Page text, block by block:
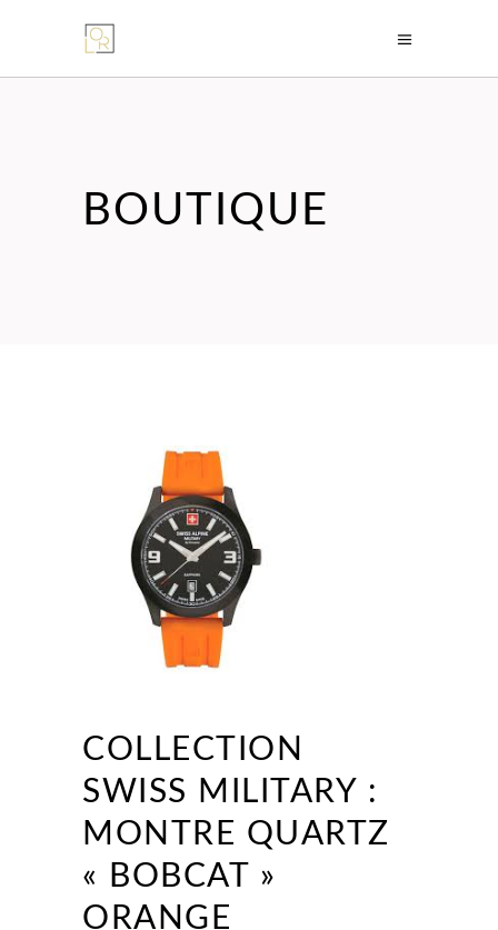
BOUTIQUE
COLLECTION
SWISS MILITARY :
MONTRE QUARTZ
« BOBCAT »
ORANGE